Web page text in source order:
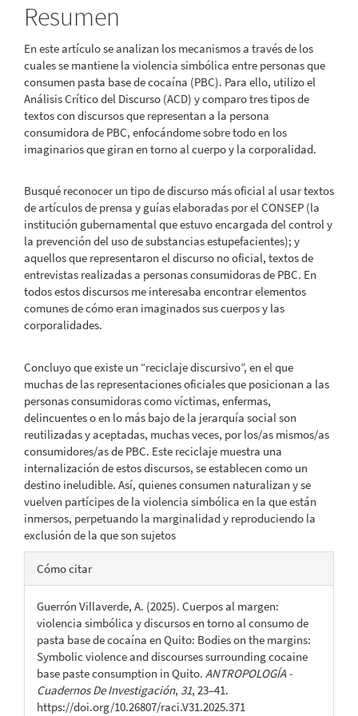
artículo
Resumen
En este artículo se analizan los mecanismos a través de los
cuales se mantiene la violencia simbólica entre personas que
consumen pasta base de cocaína (PBC). Para ello, utilizo el
Análisis Crítico del Discurso (ACD) y comparo tres tipos de
textos con discursos que representan a la persona
consumidora de PBC, enfocándome sobre todo en los
imaginarios que giran en torno al cuerpo y la corporalidad.
Busqué reconocer un tipo de discurso más oficial al usar textos
de artículos de prensa y guías elaboradas por el CONSEP (la
institución gubernamental que estuvo encargada del control y
la prevención del uso de substancias estupefacientes); y
aquellos que representaron el discurso no oficial, textos de
entrevistas realizadas a personas consumidoras de PBC. En
todos estos discursos me interesaba encontrar elementos
comunes de cómo eran imaginados sus cuerpos y las
corporalidades.
Concluyo que existe un “reciclaje discursivo”, en el que
muchas de las representaciones oficiales que posicionan a las
personas consumidoras como víctimas, enfermas,
delincuentes o en lo más bajo de la jerarquía social son
reutilizadas y aceptadas, muchas veces, por los/as mismos/as
consumidores/as de PBC. Este reciclaje muestra una
internalización de estos discursos, se establecen como un
destino ineludible. Así, quienes consumen naturalizan y se
vuelven partícipes de la violencia simbólica en la que están
inmersos, perpetuando la marginalidad y reproduciendo la
exclusión de la que son sujetos
Detalles
del
artículo
Cómo citar
Guerrón Villaverde, A. (2025). Cuerpos al margen:
violencia simbólica y discursos en torno al consumo de
pasta base de cocaína en Quito: Bodies on the margins:
Symbolic violence and discourses surrounding cocaine
base paste consumption in Quito. ANTROPOLOGÍA -
Cuadernos De Investigación, 31, 23–41.
https://doi.org/10.26807/raci.V31.2025.371